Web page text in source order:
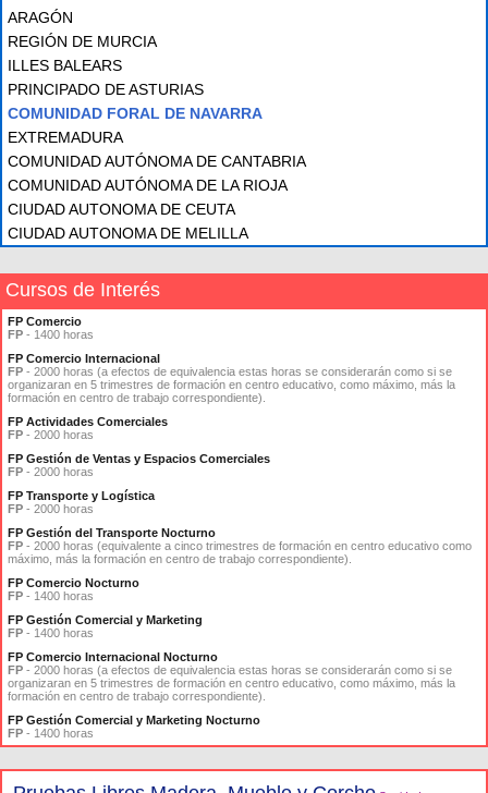
ARAGÓN
REGIÓN DE MURCIA
ILLES BALEARS
PRINCIPADO DE ASTURIAS
COMUNIDAD FORAL DE NAVARRA
EXTREMADURA
COMUNIDAD AUTÓNOMA DE CANTABRIA
COMUNIDAD AUTÓNOMA DE LA RIOJA
CIUDAD AUTONOMA DE CEUTA
CIUDAD AUTONOMA DE MELILLA
Cursos de Interés
FP Comercio
FP - 1400 horas
FP Comercio Internacional
FP - 2000 horas (a efectos de equivalencia estas horas se considerarán como si se
organizaran en 5 trimestres de formación en centro educativo, como máximo, más la
formación en centro de trabajo correspondiente).
FP Actividades Comerciales
FP - 2000 horas
FP Gestión de Ventas y Espacios Comerciales
FP - 2000 horas
FP Transporte y Logística
FP - 2000 horas
FP Gestión del Transporte Nocturno
FP - 2000 horas (equivalente a cinco trimestres de formación en centro educativo como
máximo, más la formación en centro de trabajo correspondiente).
FP Comercio Nocturno
FP - 1400 horas
FP Gestión Comercial y Marketing
FP - 1400 horas
FP Comercio Internacional Nocturno
FP - 2000 horas (a efectos de equivalencia estas horas se considerarán como si se
organizaran en 5 trimestres de formación en centro educativo, como máximo, más la
formación en centro de trabajo correspondiente).
FP Gestión Comercial y Marketing Nocturno
FP - 1400 horas